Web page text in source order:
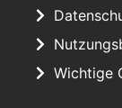
Wichtige